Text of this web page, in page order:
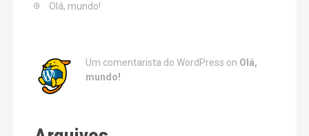
Olá, mundo!
Um comentarista do WordPress on Olá,
mundo!